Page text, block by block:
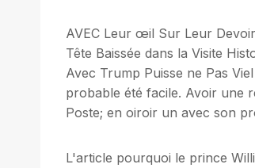
AVEC Leur œil Sur Leur
Tête Baissée dans la Visite
Avec Trump Puisse ne Pas
probable été facile. Avoir une
Poste; en oiroir un avec son
L'article pourquoi le prince